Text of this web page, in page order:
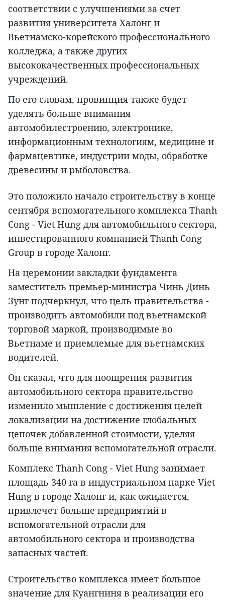
соответствии с улучшениями за счет
развития университета Халонг и
Вьетнамско-корейского профессионального
колледжа, а также других
высококачественных профессиональных
учреждений.
По его словам, провинция также будет
уделять больше внимания
автомобилестроению, электронике,
информационным технологиям, медицине и
фармацевтике, индустрии моды, обработке
древесины и рыболовства.
Это положило начало строительству в конце
сентября вспомогательного комплекса Thanh
Cong - Viet Hung для автомобильного сектора,
инвестированного компанией Thanh Cong
Group в городе Халонг.
На церемонии закладки фундамента
заместитель премьер-министра Чинь Динь
Зунг подчеркнул, что цель правительства -
производить автомобили под вьетнамской
торговой маркой, производимые во
Вьетнаме и приемлемые для вьетнамских
водителей.
Он сказал, что для поощрения развития
автомобильного сектора правительство
изменило мышление с достижения целей
локализации на достижение глобальных
цепочек добавленной стоимости, уделяя
больше внимания вспомогательной отрасли.
Комплекс Thanh Cong - Viet Hung занимает
площадь 340 га в индустриальном парке Viet
Hung в городе Халонг и, как ожидается,
привлечет больше предприятий в
вспомогательной отрасли для
автомобильного сектора и производства
запасных частей.
Строительство комплекса имеет большое
значение для Куангниня в реализации его